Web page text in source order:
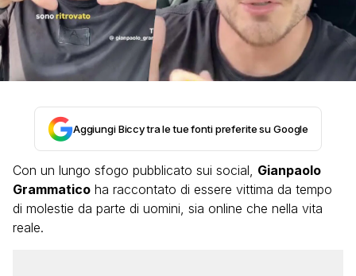
Aggiungi Biccy tra le tue fonti preferite su Google
Con un lungo sfogo pubblicato sui social, Gianpaolo
Grammatico ha raccontato di essere vittima da tempo
di molestie da parte di uomini, sia online che nella vita
reale.